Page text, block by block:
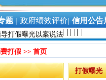
之
加
究
处
题 | 政府绩效评价| 信用公告
| | | |
打假曝光 |
以案说法 |
打假 >> 首页
打假曝光